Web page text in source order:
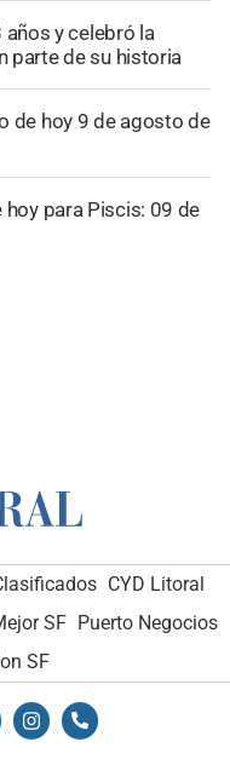
y celebró la
parte de su historia
de hoy 9 de agosto de
para Piscis: 09 de
CYD Litoral
SF Puerto Negocios
SF